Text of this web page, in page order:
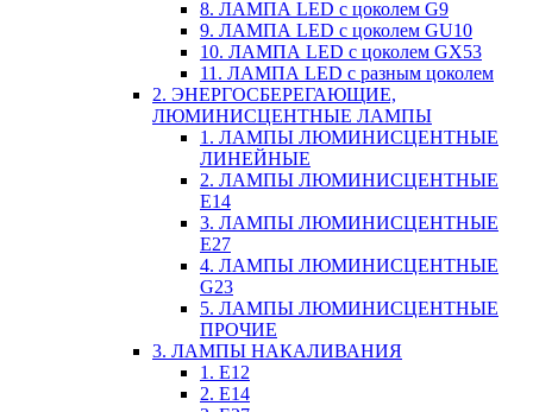
8. ЛАМПА LED c цоколем G9
9. ЛАМПА LED c цоколем GU10
10. ЛАМПА LED c цоколем GX53
11. ЛАМПА LED c разным цоколем
2. ЭНЕРГОСБЕРЕГАЮЩИЕ,
ЛЮМИНИСЦЕНТНЫЕ ЛАМПЫ
1. ЛАМПЫ ЛЮМИНИСЦЕНТНЫЕ
ЛИНЕЙНЫЕ
2. ЛАМПЫ ЛЮМИНИСЦЕНТНЫЕ
E14
3. ЛАМПЫ ЛЮМИНИСЦЕНТНЫЕ
E27
4. ЛАМПЫ ЛЮМИНИСЦЕНТНЫЕ
G23
5. ЛАМПЫ ЛЮМИНИСЦЕНТНЫЕ
ПРОЧИЕ
3. ЛАМПЫ НАКАЛИВАНИЯ
1. E12
2. Е14